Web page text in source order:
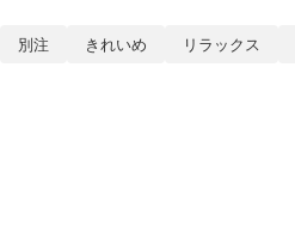
別注 きれいめ リラックス